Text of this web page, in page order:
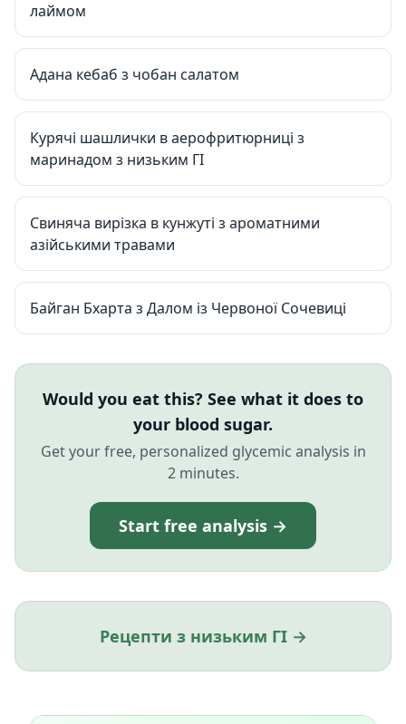
лаймом
Адана кебаб з чобан салатом
Курячі шашлички в аерофритюрниці з
маринадом з низьким ГІ
Свиняча вирізка в кунжуті з ароматними
азійськими травами
Байган Бхарта з Далом із Червоної Сочевиці
Would you eat this? See what it does to
your blood sugar.
Get your free, personalized glycemic analysis in
2 minutes.
Start free analysis →
Рецепти з низьким ГІ →